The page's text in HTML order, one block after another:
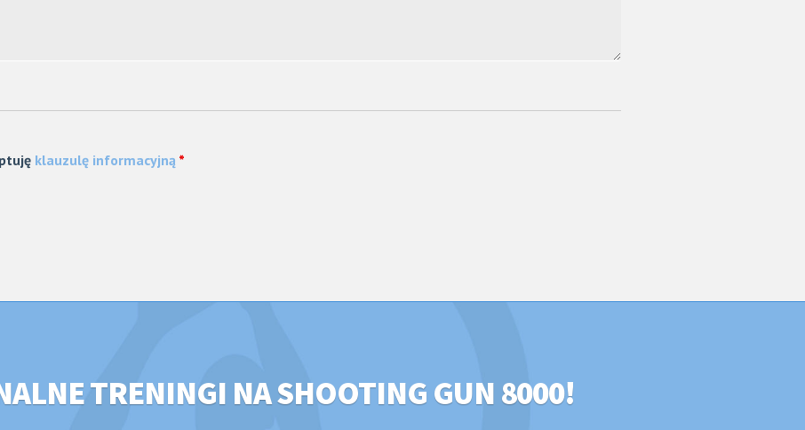
klauzulę informacyjną *
TRENINGI NA SHOOTING GUN 8000!